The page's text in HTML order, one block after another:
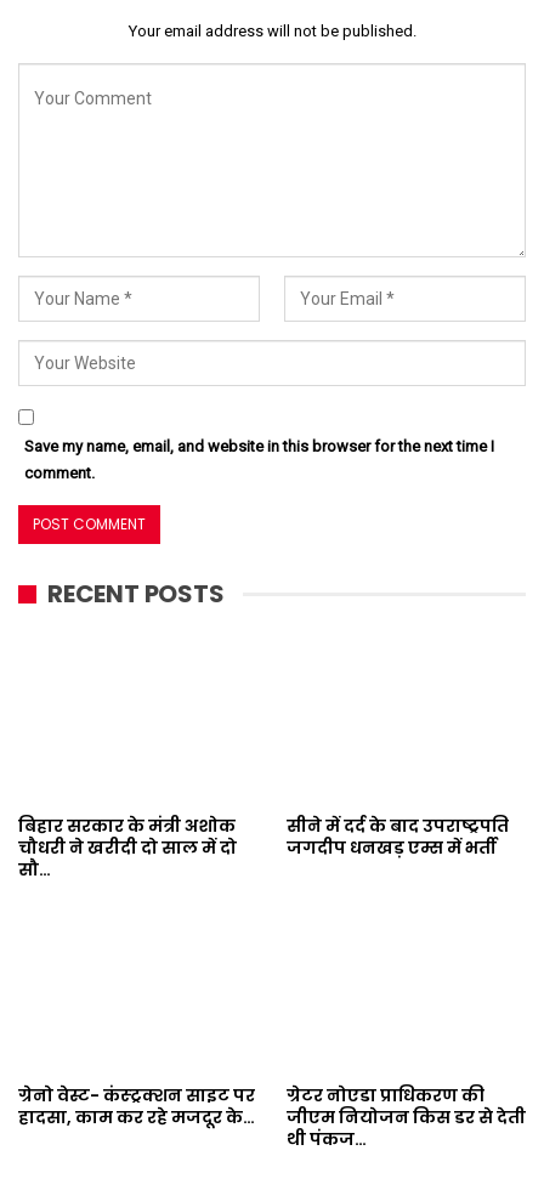
Your email address will not be published.
Save my name, email, and website in this browser for the next time I
comment.
RECENT POSTS
बिहार सरकार के मंत्री अशोक
चौधरी ने खरीदी दो साल में दो
सौ…
सीने में दर्द के बाद उपराष्ट्रपति
जगदीप धनखड़ एम्स में भर्ती
ग्रेनो वेस्ट- कंस्ट्रक्शन साइट पर
हादसा, काम कर रहे मजदूर के…
ग्रेटर नोएडा प्राधिकरण की
जीएम नियोजन किस डर से देती
थी पंकज…